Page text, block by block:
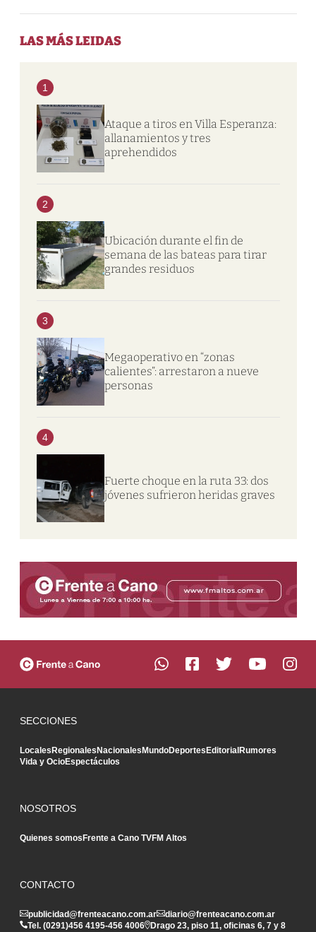
LAS MÁS LEIDAS
1
Ataque a tiros en Villa Esperanza:
allanamientos y tres
aprehendidos
2
Ubicación durante el fin de
semana de las bateas para tirar
grandes residuos
3
Megaoperativo en “zonas
calientes”: arrestaron a nueve
personas
4
Fuerte choque en la ruta 33: dos
jóvenes sufrieron heridas graves
SECCIONES
LocalesRegionalesNacionalesMundoDeportesEditorialRumores
Vida y OcioEspectáculos
NOSOTROS
Quienes somosFrente a Cano TVFM Altos
CONTACTO
publicidad@frenteacano.com.ar
diario@frenteacano.com.ar
Tel. (0291)456 4195-456 4006 Drago 23, piso 11, oficinas 6, 7 y 8